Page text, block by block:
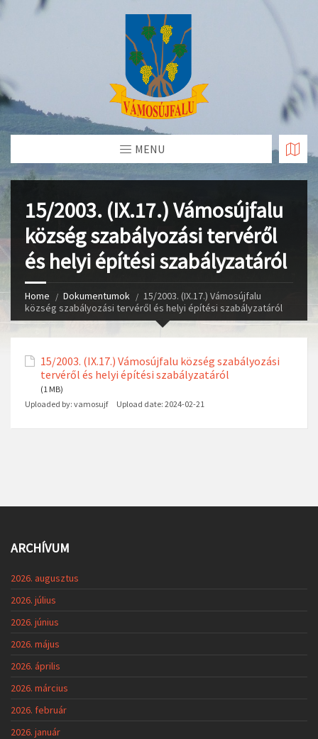
Skip
MENU
15/2003. (IX.17.) Vámosújfalu
község szabályozási tervéről
és helyi építési szabályzatáról
Home Dokumentumok
15/2003. (IX.17.) Vámosújfalu
község szabályozási tervéről és helyi építési szabályzatáról
15/2003. (IX.17.) Vámosújfalu község szabályozási
tervéről és helyi építési szabályzatáról
(1 MB)
Uploaded by: vamosujf Upload date: 2024-02-21
ARCHÍVUM
2026. augusztus
2026. július
2026. június
2026. május
2026. április
2026. március
2026. február
2026. január